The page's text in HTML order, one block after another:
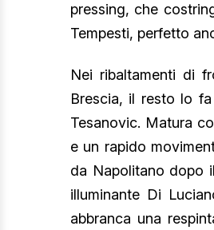
pressing, che
Tempesti, perfetto
Nei ribaltamenti di
Brescia, il resto lo
Tesanovic. Matura
e un rapido
da Napolitano dopo
illuminante Di
abbranca una